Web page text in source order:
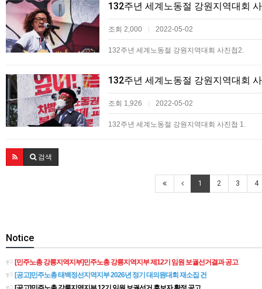
132주년 세계노동절 강원지역대회
조회 2,000 2022-05-02
132주년 세계노동절 강원지역대회 사진첩2.
132주년 세계노동절 강원지역대회
조회 1,926 2022-05-02
132주년 세계노동절 강원지역대회 사진첩 1.
검색
1 2 3 4
Notice
[민주노총 강릉지역지부]민주노총 강릉지역지부 제12기 임원 보궐선거결과 공고
[공고]민주노총 태백정선지역지부 2026년 정기 대의원대회 재소집 건